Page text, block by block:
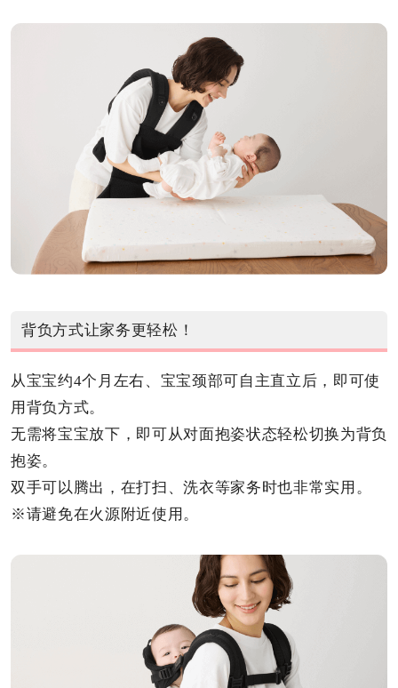
背负方式让家务更轻松！
从宝宝约4个月左右、宝宝颈部可自主直立后，即可使
用背负方式。
无需将宝宝放下，即可从对面抱姿状态轻松切换为背负
抱姿。
双手可以腾出，在打扫、洗衣等家务时也非常实用。
※请避免在火源附近使用。